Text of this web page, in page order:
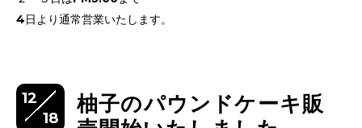
4日より通常営業いたします。
12
18
柚子のパウンドケーキ販